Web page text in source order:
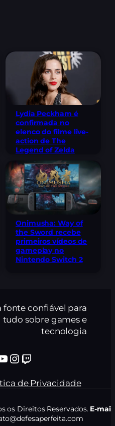
Lydia Peckham é
confirmada no
elenco do filme live-
action de The
Legend of Zelda
Onimusha: Way of
the Sword recebe
primeiros vídeos de
gameplay no
Nintendo Switch 2
fonte confiável para
tudo sobre games e
tecnologia
Instagram Twitch
de Privacidade
os Direitos Reservados. E-mail